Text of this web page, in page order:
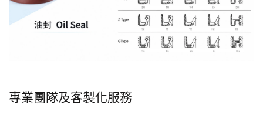
專業團隊及客製化服務